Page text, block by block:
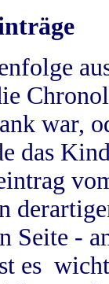
war,
das
Seite -
es